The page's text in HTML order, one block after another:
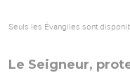
Seuls les Évangiles sont
Le Seigneur,